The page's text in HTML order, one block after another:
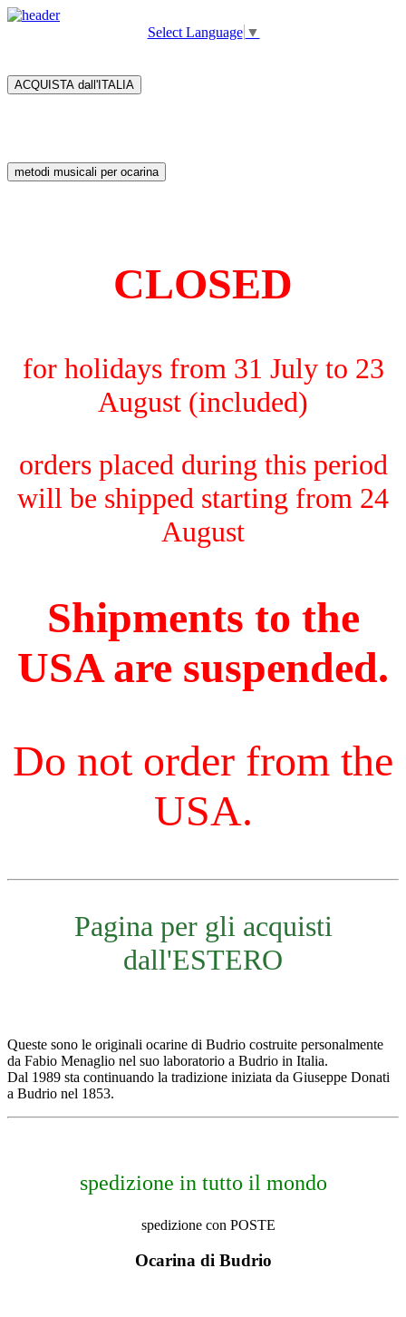
Select Language ▼
ACQUISTA dall'ITALIA
metodi musicali per ocarina
CLOSED
for holidays from 31 July to 23
August (included)
orders placed during this period
will be shipped starting from 24
August
Shipments to the
USA are suspended.
Do not order from the
USA.
Pagina per gli acquisti
dall'ESTERO
Queste sono le originali ocarine di Budrio costruite personalmente
da Fabio Menaglio nel suo laboratorio a Budrio in Italia.
Dal 1989 sta continuando la tradizione iniziata da Giuseppe Donati
a Budrio nel 1853.
spedizione in tutto il mondo
spedizione con POSTE
Ocarina di Budrio